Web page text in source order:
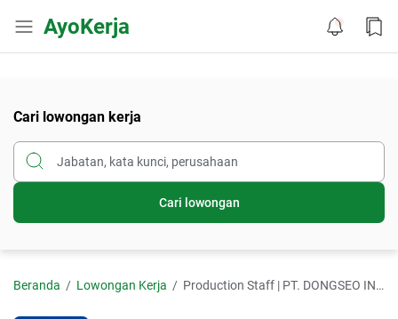
AyoKerja
Cari lowongan kerja
Cari lowongan
Beranda Lowongan Kerja Production Staff | PT. DONGSEO INDONESIA